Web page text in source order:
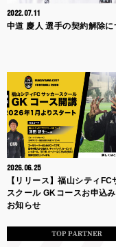
2022.07.11
中道 慶人 選手の契約解除に
2026.06.25
【リリース】福山シティFC
スクール GKコースお申込
お知らせ